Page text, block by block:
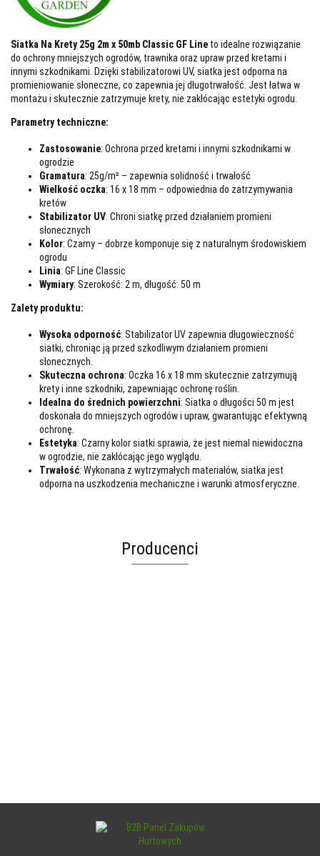
Siatka Na Krety 25g 2m x 50mb Classic GF Line to idealne rozwiązanie
do ochrony mniejszych ogrodów, trawnika oraz upraw przed kretami i
innymi szkodnikami. Dzięki stabilizatorowi UV, siatka jest odporna na
promieniowanie słoneczne, co zapewnia jej długotrwałość. Jest łatwa w
montażu i skutecznie zatrzymuje krety, nie zakłócając estetyki ogrodu.
Parametry techniczne:
Zastosowanie: Ochrona przed kretami i innymi szkodnikami w
ogrodzie
Gramatura: 25g/m² – zapewnia solidność i trwałość
Wielkość oczka: 16 x 18 mm – odpowiednia do zatrzymywania
kretów
Stabilizator UV: Chroni siatkę przed działaniem promieni
słonecznych
Kolor: Czarny – dobrze komponuje się z naturalnym środowiskiem
ogrodu
Linia: GF Line Classic
Wymiary: Szerokość: 2 m, długość: 50 m
Zalety produktu:
Wysoka odporność: Stabilizator UV zapewnia długowieczność
siatki, chroniąc ją przed szkodliwym działaniem promieni
słonecznych.
Skuteczna ochrona: Oczka 16 x 18 mm skutecznie zatrzymują
krety i inne szkodniki, zapewniając ochronę roślin.
Idealna do średnich powierzchni: Siatka o długości 50 m jest
doskonała do mniejszych ogrodów i upraw, gwarantując efektywną
ochronę.
Estetyka: Czarny kolor siatki sprawia, że jest niemal niewidoczna
w ogrodzie, nie zakłócając jego wyglądu.
Trwałość: Wykonana z wytrzymałych materiałów, siatka jest
odporna na uszkodzenia mechaniczne i warunki atmosferyczne.
Producenci